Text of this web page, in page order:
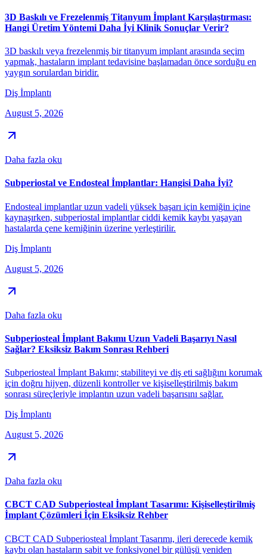
3D Baskılı ve Frezelenmiş Titanyum İmplant Karşılaştırması:
Hangi Üretim Yöntemi Daha İyi Klinik Sonuçlar Verir?
3D baskılı veya frezelenmiş bir titanyum implant arasında seçim
yapmak, hastaların implant tedavisine başlamadan önce sorduğu en
yaygın sorulardan biridir.
Diş İmplantı
August 5, 2026
Daha fazla oku
Subperiostal ve Endosteal İmplantlar: Hangisi Daha İyi?
Endosteal implantlar uzun vadeli yüksek başarı için kemiğin içine
kaynaşırken, subperiostal implantlar ciddi kemik kaybı yaşayan
hastalarda çene kemiğinin üzerine yerleştirilir.
Diş İmplantı
August 5, 2026
Daha fazla oku
Subperiosteal İmplant Bakımı Uzun Vadeli Başarıyı Nasıl
Sağlar? Eksiksiz Bakım Sonrası Rehberi
Subperiosteal İmplant Bakımı; stabiliteyi ve diş eti sağlığını korumak
için doğru hijyen, düzenli kontroller ve kişiselleştirilmiş bakım
sonrası süreçleriyle implantın uzun vadeli başarısını sağlar.
Diş İmplantı
August 5, 2026
Daha fazla oku
CBCT CAD Subperiosteal İmplant Tasarımı: Kişiselleştirilmiş
İmplant Çözümleri İçin Eksiksiz Rehber
CBCT CAD Subperiosteal İmplant Tasarımı, ileri derecede kemik
kaybı olan hastaların sabit ve fonksiyonel bir gülüşü yeniden